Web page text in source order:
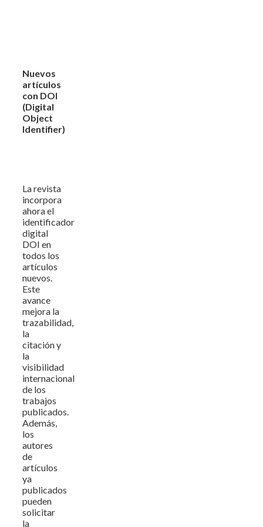
Nuevos
artículos
con DOI
(Digital
Object
Identifier)
La revista
incorpora
ahora el
identificador
digital
DOI en
todos los
artículos
nuevos.
Este
avance
mejora la
trazabilidad,
la
citación y
la
visibilidad
internacional
de los
trabajos
publicados.
Además,
los
autores
de
artículos
ya
publicados
pueden
solicitar
la